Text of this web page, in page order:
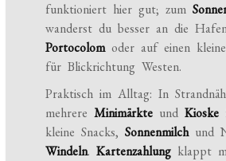
funktioniert hier gut; zum
wanderst du besser an die
Portocolomoder auf einen
für Blickrichtung Westen.
Praktisch im Alltag: In
mehrereMinimärkte undKioske
kleine Snacks,Sonnenmilchund
Windeln.Kartenzahlung klappt